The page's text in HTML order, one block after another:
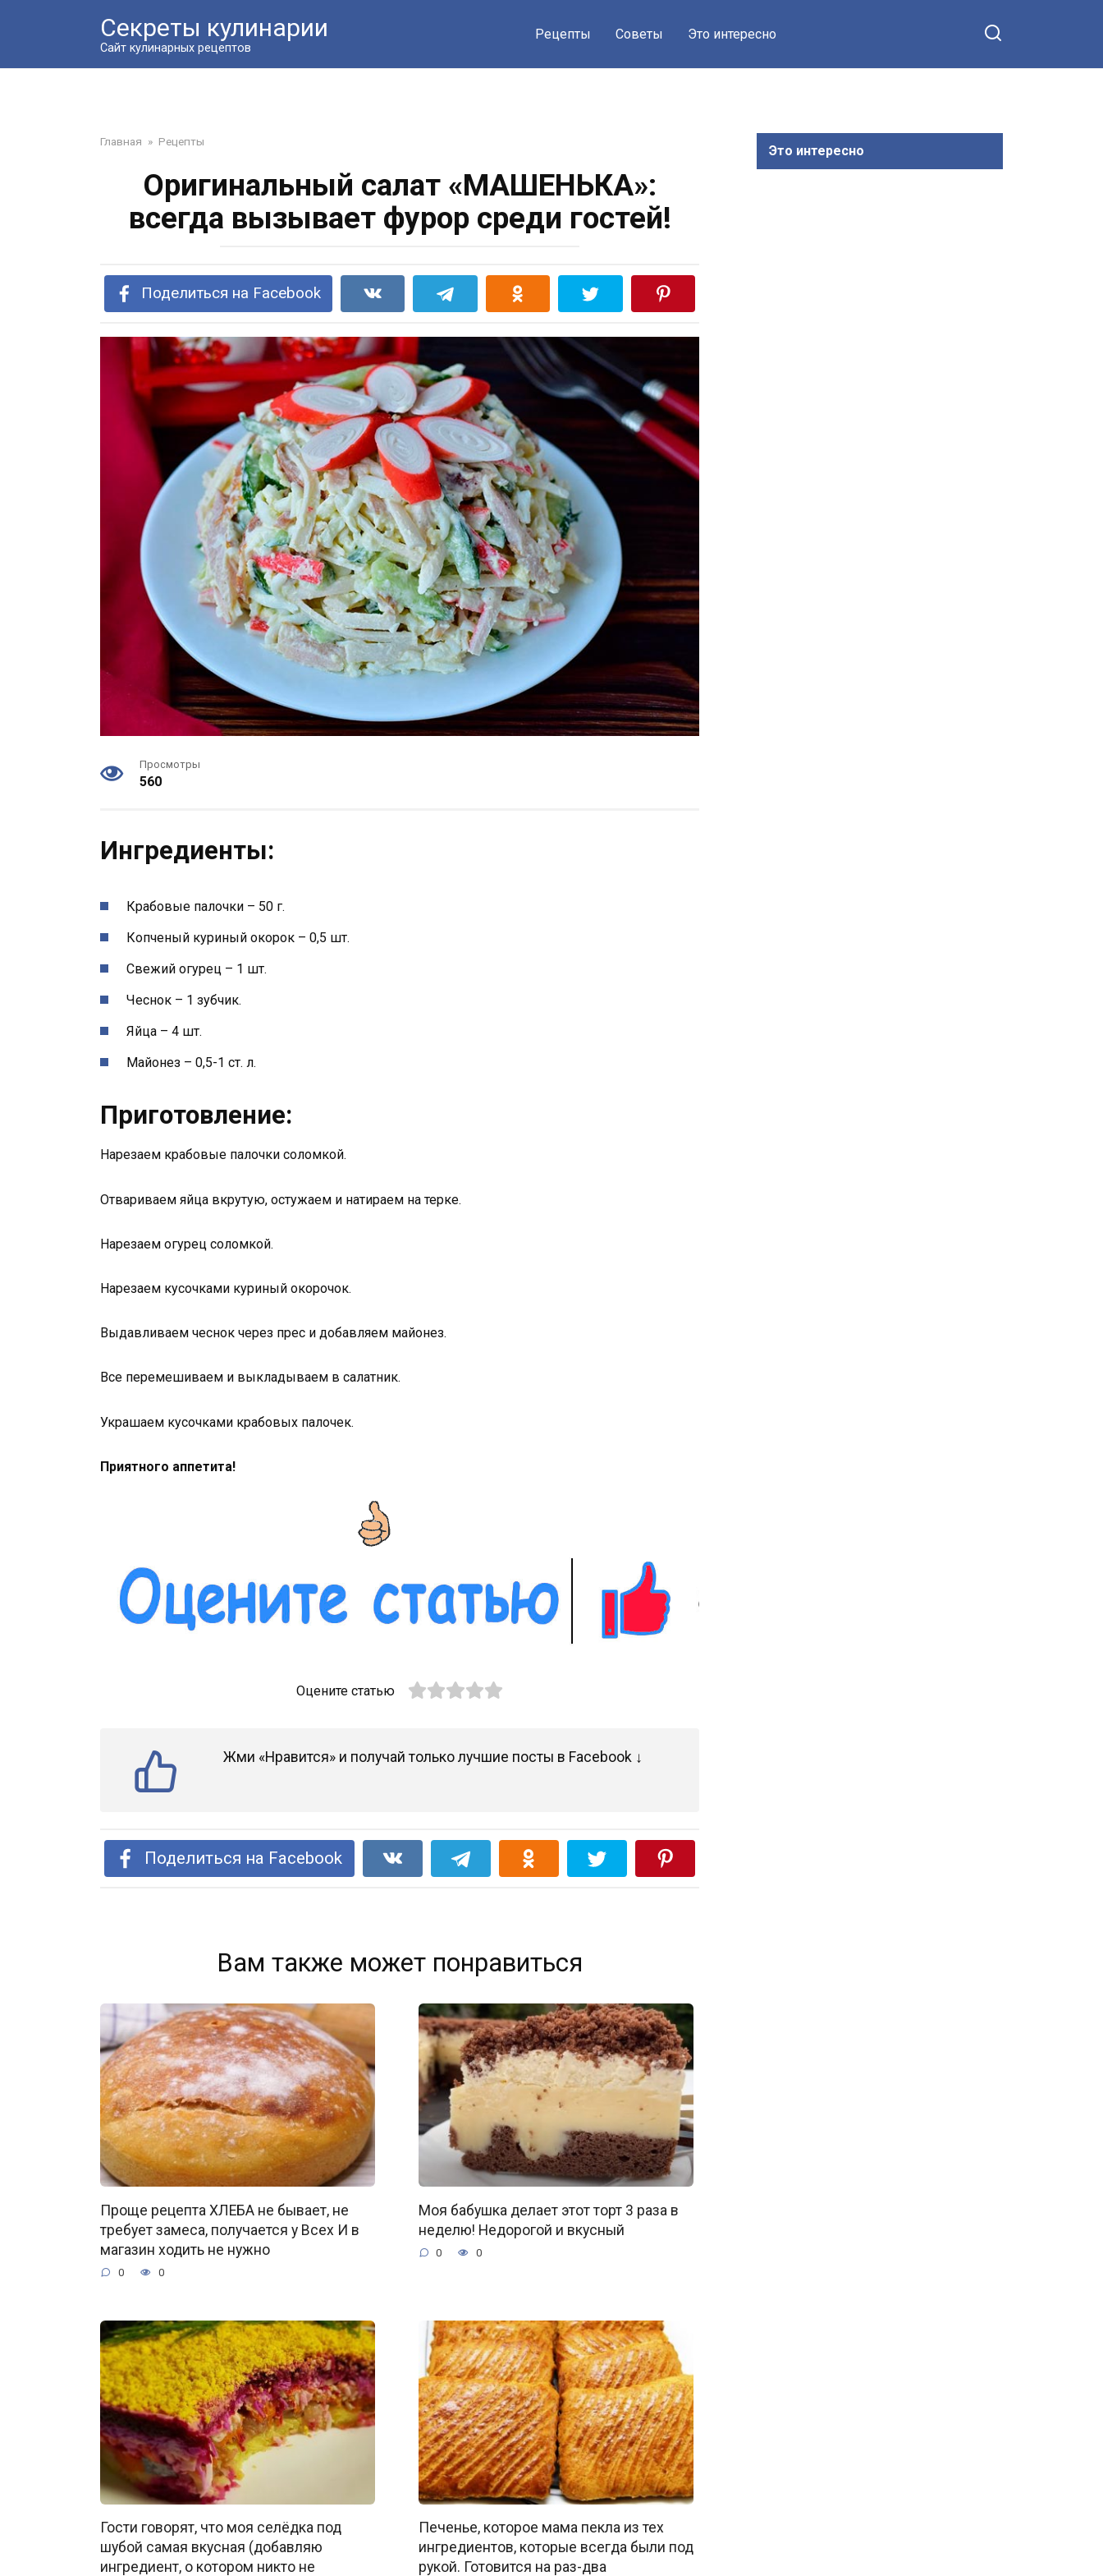
Секреты кулинарии
Сайт кулинарных рецептов
Рецепты Советы Это интересно
Главная » Рецепты
Оригинальный салат «МАШЕНЬКА»:
всегда вызывает фурор среди гостей!
Поделиться на Facebook
Просмотры
560
Ингредиенты:
Крабовые палочки – 50 г.
Копченый куриный окорок – 0,5 шт.
Свежий огурец – 1 шт.
Чеснок – 1 зубчик.
Яйца – 4 шт.
Майонез – 0,5-1 ст. л.
Приготовление:
Нарезаем крабовые палочки соломкой.
Отвариваем яйца вкрутую, остужаем и натираем на терке.
Нарезаем огурец соломкой.
Нарезаем кусочками куриный окорочок.
Выдавливаем чеснок через прес и добавляем майонез.
Все перемешиваем и выкладываем в салатник.
Украшаем кусочками крабовых палочек.
Приятного аппетита!
Оцените статью
Жми «Нравится» и получай только лучшие посты в Facebook ↓
Поделиться на Facebook
Вам также может понравиться
Проще рецепта ХЛЕБА не бывает, не
требует замеса, получается у Всех И в
магазин ходить не нужно
0 0
Моя бабушка делает этот торт 3 раза в
неделю! Недорогой и вкусный
0 0
Гости говорят, что моя селёдка под
шубой самая вкусная (добавляю
ингредиент, о котором никто не
Печенье, которое мама пекла из тех
ингредиентов, которые всегда были под
рукой. Готовится на раз-два
Это интересно